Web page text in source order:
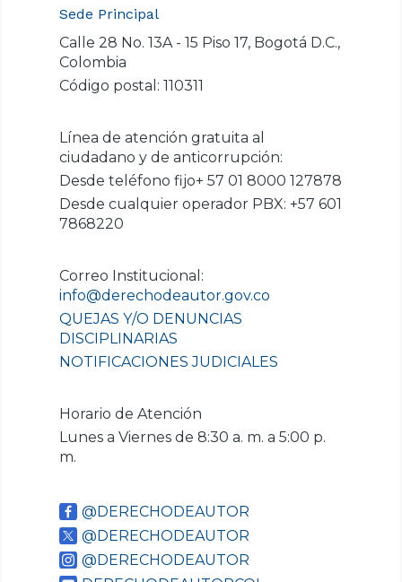
Sede Principal
Calle 28 No. 13A - 15 Piso 17, Bogotá D.C.,
Colombia
Código postal: 110311
Línea de atención gratuita al
ciudadano y de anticorrupción:
Desde teléfono fijo+ 57 01 8000 127878
Desde cualquier operador PBX: +57 601
7868220
Correo Institucional:
info@derechodeautor.gov.co
QUEJAS Y/O DENUNCIAS
DISCIPLINARIAS
NOTIFICACIONES JUDICIALES
Horario de Atención
Lunes a Viernes de 8:30 a. m. a 5:00 p.
m.
@DERECHODEAUTOR
@DERECHODEAUTOR
@DERECHODEAUTOR